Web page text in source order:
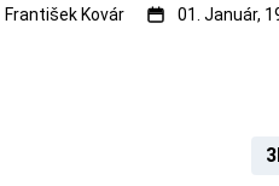
František Kovár 01. Január,